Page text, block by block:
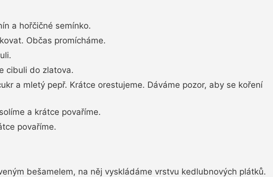
a hořčičné semínko.
Občas promícháme.
cibuli do zlatova.
a mletý pepř. Krátce orestujeme. Dáváme pozor, aby se koření
a krátce povaříme.
povaříme.
bešamelem, na něj vyskládáme vrstvu kedlubnových plátků.